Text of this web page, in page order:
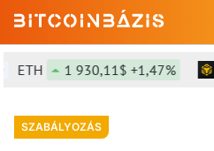
ETH 1 930,11$ +1,47%
SZABÁLYOZÁS